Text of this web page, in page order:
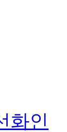
화인